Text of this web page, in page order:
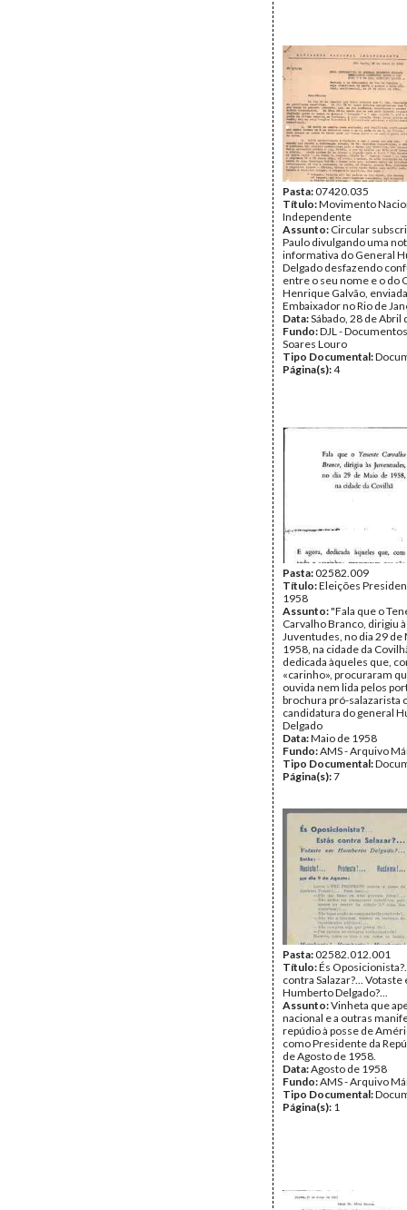
Pasta:07420.035
Título:Movimento
Independente
Assunto: Circular
Paulo divulgando uma
informativa do General
Delgado desfazendo
entre o seu nome e o do
Henrique Galvão,
Embaixador no Rio de
Data:Sábado, 28 de Abril
Fundo:DJL -
Soares Louro
Tipo Documental:
Página(s):4
Pasta:02582.009
Título:Eleições
1958
Assunto:"Fala que o
Carvalho Branco, dirigiu
Juventudes, no dia 29 de
1958, na cidade da
dedicada àqueles que,
«carinho», procuraram
ouvida nem lida pelos
brochura pró-salazarista
candidatura do general
Delgado
Data:Maio de 1958
Fundo:AMS - Arquivo
Tipo Documental:
Página(s):7
Pasta:02582.012.001
Título:És
contra Salazar?... Votaste
Humberto Delgado?...
Assunto:Vinheta que
nacional e a outras
repúdio à posse de
como Presidente da
de Agosto de 1958.
Data:Agosto de 1958
Fundo:AMS - Arquivo
Tipo Documental:
Página(s): 1